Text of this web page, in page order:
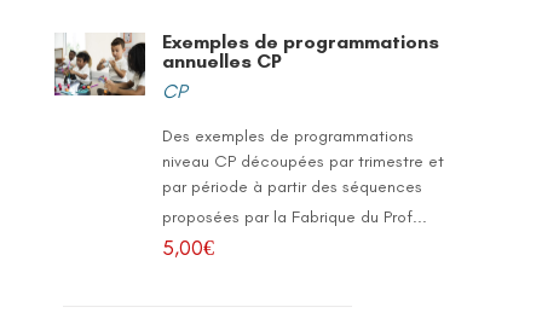
Exemples de programmations
annuelles CP
CP
Des exemples de programmations
niveau CP découpées par trimestre et
par période à partir des séquences
proposées par la Fabrique du Prof...
5,00€